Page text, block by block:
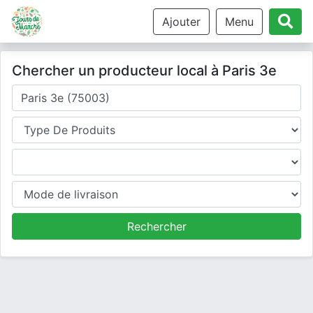
Ajouter Menu
Chercher un producteur local à Paris 3e
Où cherchez-vous un producteur ?
Type de produits
Produits
Mode de livraison
Rechercher